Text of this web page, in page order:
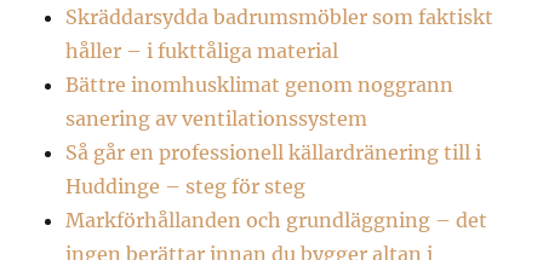
Skräddarsydda badrumsmöbler som faktiskt
håller – i fukttåliga material
Bättre inomhusklimat genom noggrann
sanering av ventilationssystem
Så går en professionell källardränering till i
Huddinge – steg för steg
Markförhållanden och grundläggning – det
ingen berättar innan du bygger altan i